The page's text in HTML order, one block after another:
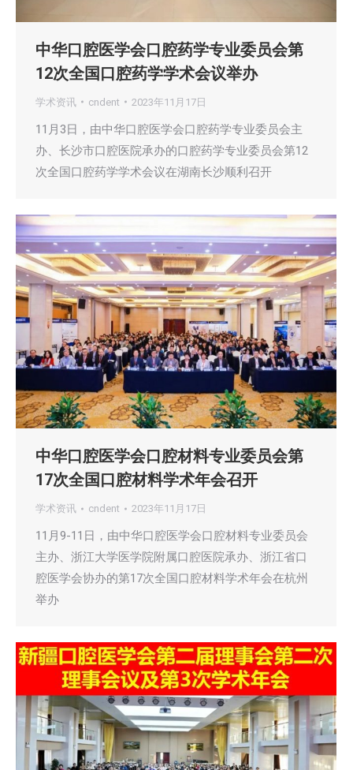
中华口腔医学会口腔药学专业委员会第
12次全国口腔药学学术会议举办
学术资讯 cndent 2023年11月17日
11月3日，由中华口腔医学会口腔药学专业委员会主
办、长沙市口腔医院承办的口腔药学专业委员会第12
次全国口腔药学学术会议在湖南长沙顺利召开
中华口腔医学会口腔材料专业委员会第
17次全国口腔材料学术年会召开
学术资讯 cndent 2023年11月17日
11月9-11日，由中华口腔医学会口腔材料专业委员会
主办、浙江大学医学院附属口腔医院承办、浙江省口
腔医学会协办的第17次全国口腔材料学术年会在杭州
举办